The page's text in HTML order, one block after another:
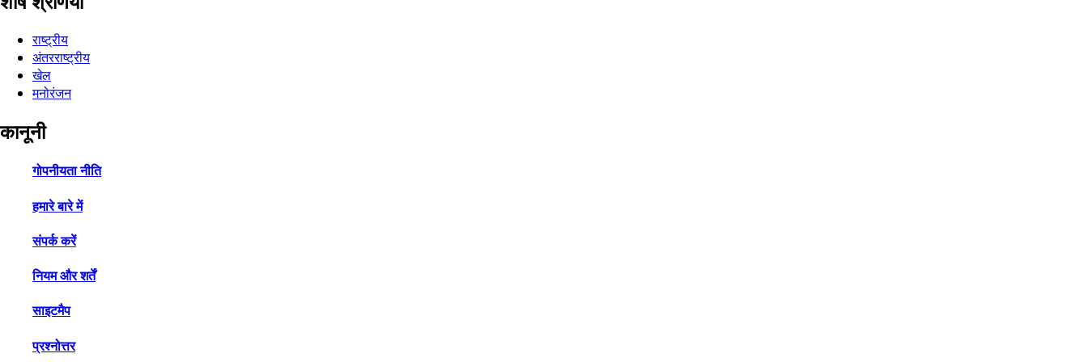
राष्ट्रीय
अंतरराष्ट्रीय
खेल
मनोरंजन
कानूनी
गोपनीयता नीति
हमारे बारे में
संपर्क करें
नियम और शर्तें
साइटमैप
प्रश्नोत्तर